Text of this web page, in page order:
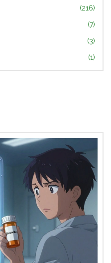
(216)
(7)
(3)
(1)